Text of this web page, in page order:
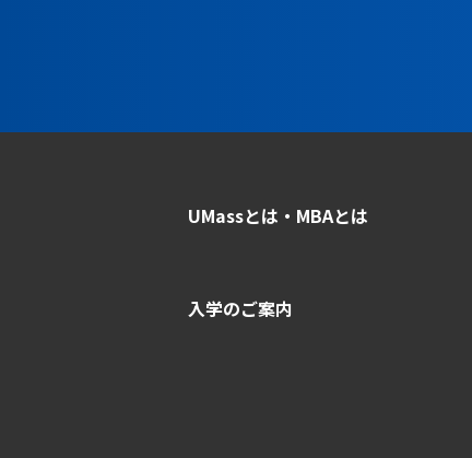
UMassとは・MBAとは
入学のご案内